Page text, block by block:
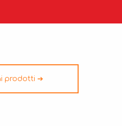
prodotti ➔